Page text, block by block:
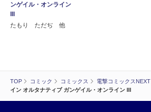
TOP コミック コミックス 電撃コミックスNEXT
イン オルタナティブ ガンゲイル・オンライン III
ンゲイル・オンライン
たもり ただぢ 他